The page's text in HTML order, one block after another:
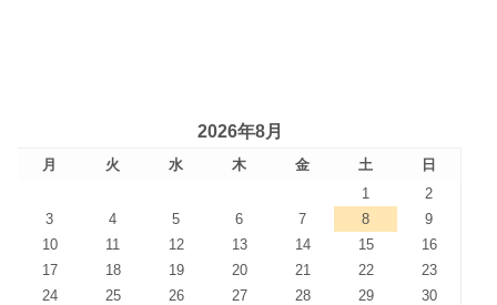
2026年8月
月 火 水 木 金 土
日
1
2
3
4 5 6 7 8
9
10
11 12 13 14 15
16
17
18 19 20 21 22
23
24
25 26 27 28 29
30